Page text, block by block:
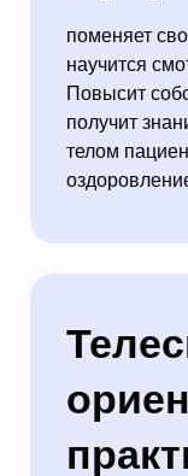
поменяет
научится
Повысит
получит
телом